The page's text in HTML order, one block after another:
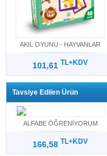
AKIL OYUNU - HAYVANLAR
101,61 TL+KDV
Tavsiye Edilen Ürün
ALFABE ÖĞRENİYORUM
166,58 TL+KDV